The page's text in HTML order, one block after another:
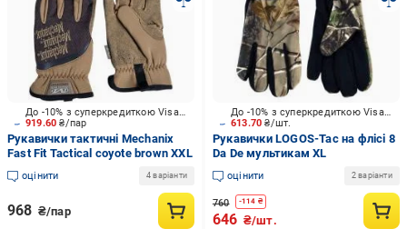
919.60₴/пар
До -10% з суперкредиткою Visa Вигода
Рукавички тактичні Mechanix
Fast Fit Tactical coyote brown XXL
оцінити 4 варіанти
968 ₴/пар
613.70₴/шт.
До -10% з суперкредиткою Visa Вигода
Рукавички LOGOS-Tac на флісі 8
Da De мультикам XL
оцінити 2 варіанти
760 -114 ₴
646 ₴/шт.